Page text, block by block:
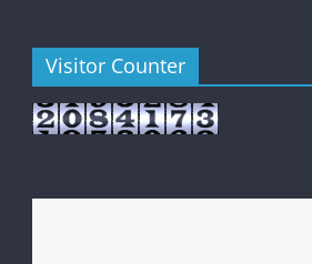
Visitor Counter